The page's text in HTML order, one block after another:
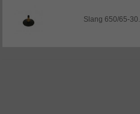
Slang 650/65-